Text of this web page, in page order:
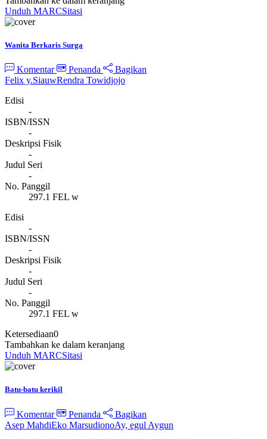
Unduh MARCSitasi
Wanita Berkaris Surga
Komentar Penanda
Bagikan
Felix y.SiauwRendra Towidjojo
Edisi
-
ISBN/ISSN
-
Deskripsi Fisik
-
Judul Seri
-
No. Panggil
297.1 FEL w
Edisi
-
ISBN/ISSN
-
Deskripsi Fisik
-
Judul Seri
-
No. Panggil
297.1 FEL w
Ketersediaan0
Tambahkan ke dalam keranjang
Unduh MARCSitasi
Batu-batu kerikil
Komentar Penanda
Bagikan
Asep MahdiEko MarsudionoAy, egul Aygun